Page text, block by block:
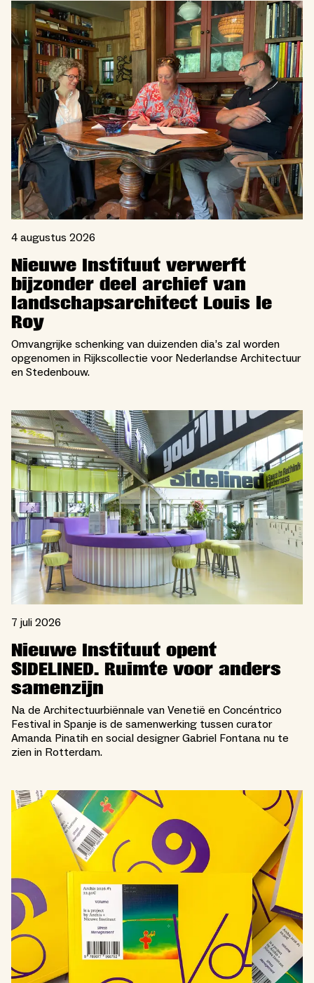
4 augustus 2026
Nieuwe Instituut verwerft
bijzonder deel archief van
landschapsarchitect Louis le
Roy
Omvangrijke schenking van duizenden dia’s zal worden
opgenomen in Rijkscollectie voor Nederlandse Architectuur
en Stedenbouw.
7 juli 2026
Nieuwe Instituut opent
SIDELINED. Ruimte voor anders
samenzijn
Na de Architectuurbiënnale van Venetië en Concéntrico
Festival in Spanje is de samenwerking tussen curator
Amanda Pinatih en social designer Gabriel Fontana nu te
zien in Rotterdam.